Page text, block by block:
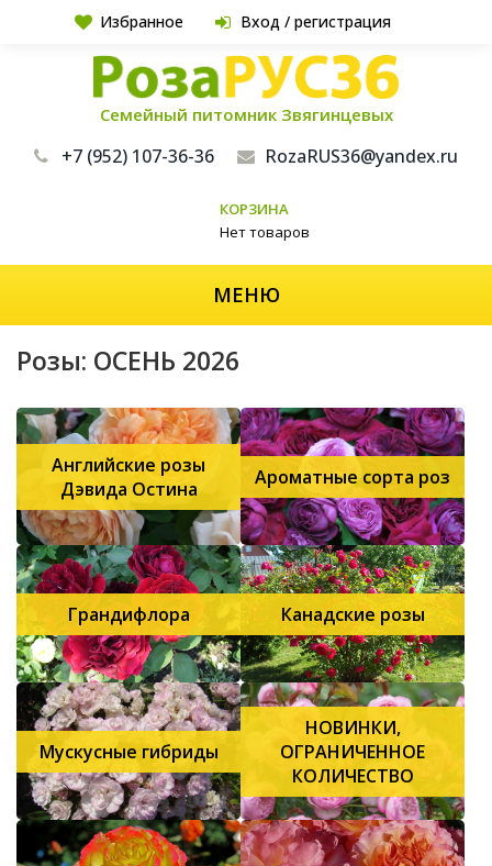
Избранное Вход / регистрация
Семейный питомник Звягинцевых
+7 (952) 107-36-36 RozaRUS36@yandex.ru
КОРЗИНА
Нет товаров
МЕНЮ
Розы: ОСЕНЬ 2026
Английские розы
Дэвида Остина
Ароматные сорта роз
Грандифлора Канадские розы
Мускусные гибриды
НОВИНКИ,
ОГРАНИЧЕННОЕ
КОЛИЧЕСТВО